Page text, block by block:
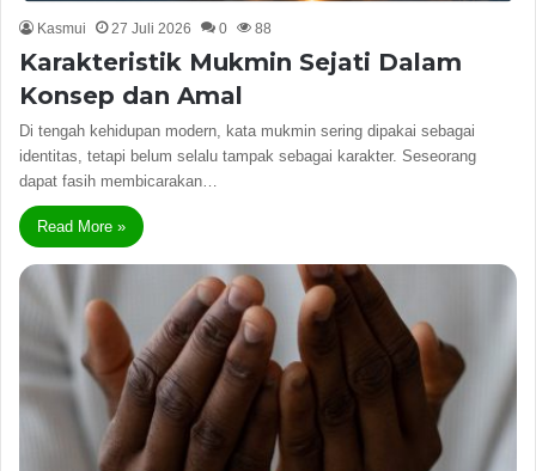
Kasmui 27 Juli 2026 0 88
Karakteristik Mukmin Sejati Dalam
Konsep dan Amal
Di tengah kehidupan modern, kata mukmin sering dipakai sebagai
identitas, tetapi belum selalu tampak sebagai karakter. Seseorang
dapat fasih membicarakan…
Read More »